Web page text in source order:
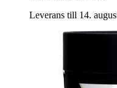
Leverans till 14.